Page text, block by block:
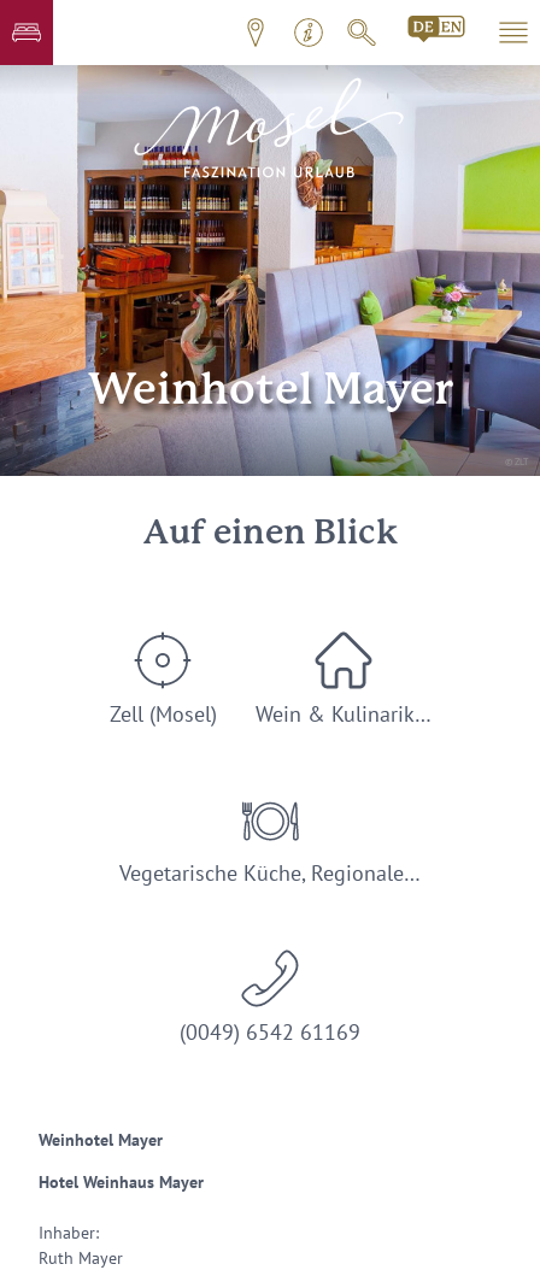
© ZLT
Weinhotel Mayer
Auf einen Blick
Zell (Mosel) Wein & Kulinarik…
Vegetarische Küche, Regionale…
(0049) 6542 61169
Weinhotel Mayer
Hotel Weinhaus Mayer
Inhaber:
Ruth Mayer